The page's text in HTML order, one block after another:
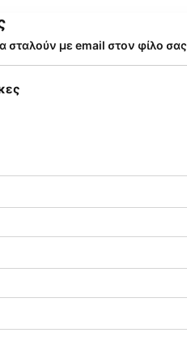
σταλούν με email στον φίλο σας